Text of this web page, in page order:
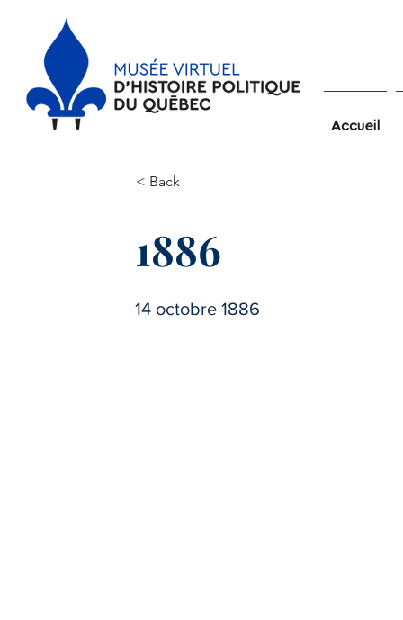
Accueil
< Back
1886
14 octobre 1886